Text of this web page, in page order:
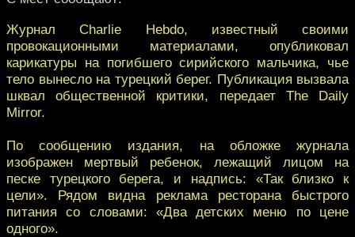
Журнал Charlie Hebdo, известный своими
провокационными материалами, опубликовал
карикатуры на погибшего сирийского мальчика, чье
тело вынесло на турецкий берег. Публикация вызвала
шквал общественной критики, передает The Daily
Mirror.
По сообщению издания, на обложке журнала
изображен мертвый ребенок, лежащий лицом на
песке турецкого берега, и надпись: «Так близко к
цели». Рядом видна реклама ресторана быстрого
питания со словами: «Два детских меню по цене
одного».